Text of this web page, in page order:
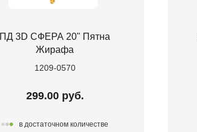
ПД 3D СФЕРА 20" Пятна
Жирафа
1209-0570
299.00 руб.
в достаточном количестве